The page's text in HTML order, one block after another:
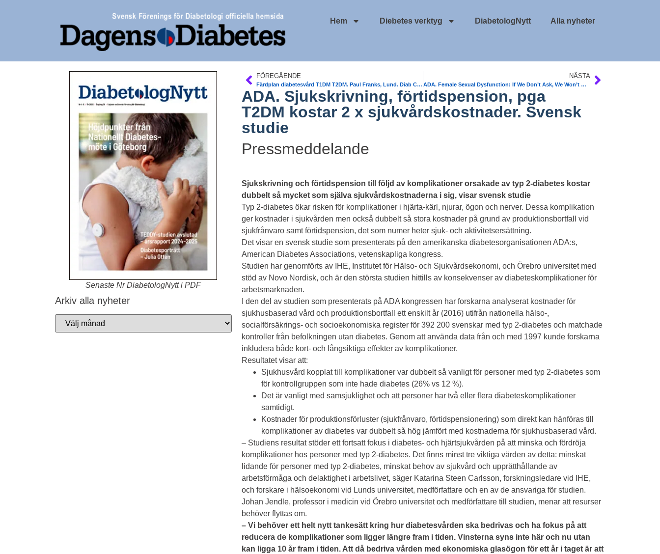
Hem Diebetes verktyg DiabetologNytt Alla nyheter
Senaste Nr DiabetologNytt i PDF
Arkiv alla nyheter
FÖREGÅENDE
Färdplan diabetesvård T1DM T2DM. Paul Franks, Lund. Diab Care/Diabetologia
NÄSTA
ADA. Female Sexual Dysfunction: If We Don’t Ask, We Won’t Know
ADA. Sjukskrivning, förtidspension, pga
T2DM kostar 2 x sjukvårdskostnader. Svensk
studie
Pressmeddelande
Sjukskrivning och förtidspension till följd av komplikationer orsakade av typ 2-diabetes kostar
dubbelt så mycket som själva sjukvårdskostnaderna i sig, visar svensk studie
Typ 2-diabetes ökar risken för komplikationer i hjärta-kärl, njurar, ögon och nerver. Dessa komplikation
ger kostnader i sjukvården men också dubbelt så stora kostnader på grund av produktionsbortfall vid
sjukfrånvaro samt förtidspension, det som numer heter sjuk- och aktivitetsersättning.
Det visar en svensk studie som presenterats på den amerikanska diabetesorganisationen ADA:s,
American Diabetes Associations, vetenskapliga kongress.
Studien har genomförts av IHE, Institutet för Hälso- och Sjukvårdsekonomi, och Örebro universitet med
stöd av Novo Nordisk, och är den största studien hittills av konsekvenser av diabeteskomplikationer för
arbetsmarknaden.
I den del av studien som presenterats på ADA kongressen har forskarna analyserat kostnader för
sjukhusbaserad vård och produktionsbortfall ett enskilt år (2016) utifrån nationella hälso-,
socialförsäkrings- och socioekonomiska register för 392 200 svenskar med typ 2-diabetes och matchade
kontroller från befolkningen utan diabetes. Genom att använda data från och med 1997 kunde forskarna
inkludera både kort- och långsiktiga effekter av komplikationer.
Resultatet visar att:
Sjukhusvård kopplat till komplikationer var dubbelt så vanligt för personer med typ 2-diabetes som
för kontrollgruppen som inte hade diabetes (26% vs 12 %).
Det är vanligt med samsjuklighet och att personer har två eller flera diabeteskomplikationer
samtidigt.
Kostnader för produktionsförluster (sjukfrånvaro, förtidspensionering) som direkt kan hänföras till
komplikationer av diabetes var dubbelt så hög jämfört med kostnaderna för sjukhusbaserad vård.
– Studiens resultat stöder ett fortsatt fokus i diabetes- och hjärtsjukvården på att minska och fördröja
komplikationer hos personer med typ 2-diabetes. Det finns minst tre viktiga värden av detta: minskat
lidande för personer med typ 2-diabetes, minskat behov av sjukvård och upprätthållande av
arbetsförmåga och delaktighet i arbetslivet, säger Katarina Steen Carlsson, forskningsledare vid IHE,
och forskare i hälsoekonomi vid Lunds universitet, medförfattare och en av de ansvariga för studien.
Johan Jendle, professor i medicin vid Örebro universitet och medförfattare till studien, menar att resurser
behöver flyttas om.
– Vi behöver ett helt nytt tankesätt kring hur diabetesvården ska bedrivas och ha fokus på att
reducera de komplikationer som ligger längre fram i tiden. Vinsterna syns inte här och nu utan
kan ligga 10 år fram i tiden. Att då bedriva vården med ekonomiska glasögon för ett år i taget är att